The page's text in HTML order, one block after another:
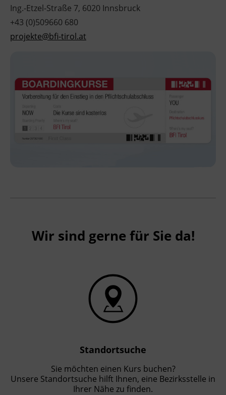
Ing.-Etzel-Straße 7, 6020 Innsbruck
+43 (0)509660 680
projekte@bfi-tirol.at
Wir sind gerne für Sie da!
Standortsuche
Sie möchten einen Kurs buchen?
Unsere Standortsuche hilft Ihnen, eine Bezirksstelle in
Ihrer Nähe zu finden.